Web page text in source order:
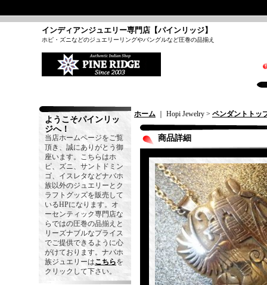
インディアンジュエリー専門店【パインリッジ】
ホピ・ズニなどのジュエリーリングやバングルなど圧巻の品揃え
ようこそパインリッ
ジへ！
当店ホームページをご覧
頂き、誠にありがとう御
座います。こちらはホ
ピ、ズニ、サントドミン
ゴ、イスレタなどナバホ
族以外のジュエリーとク
ラフトグッズを販売して
いるHPになります。オ
ーセンティック専門店な
らではの圧巻の品揃えと
リーズナブルなプライス
でご提供できるように心
がけております。ナバホ
族ジュエリーはこちらを
クリックして下さい。
ホーム ｜ Hopi Jewelry > ペンダントトッ
商品詳細